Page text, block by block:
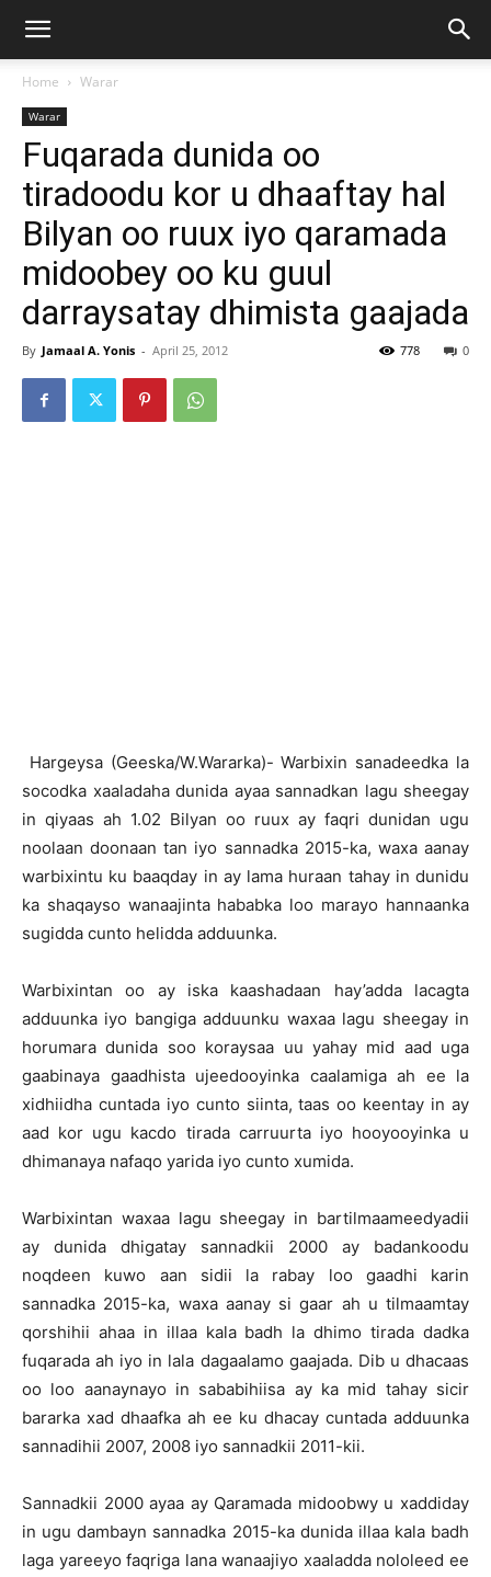
Home Warar
Warar
Fuqarada dunida oo
tiradoodu kor u dhaaftay hal
Bilyan oo ruux iyo qaramada
midoobey oo ku guul
darraysatay dhimista gaajada
By Jamaal A. Yonis - April 25, 2012 0
778
Hargeysa (Geeska/W.Wararka)- Warbixin sanadeedka la
socodka xaaladaha dunida ayaa sannadkan lagu sheegay
in qiyaas ah 1.02 Bilyan oo ruux ay faqri dunidan ugu
noolaan doonaan tan iyo sannadka 2015-ka, waxa aanay
warbixintu ku baaqday in ay lama huraan tahay in dunidu
ka shaqayso wanaajinta hababka loo marayo hannaanka
sugidda cunto helidda adduunka.
Warbixintan oo ay iska kaashadaan hay’adda lacagta
adduunka iyo bangiga adduunku waxaa lagu sheegay in
horumara dunida soo koraysaa uu yahay mid aad uga
gaabinaya gaadhista ujeedooyinka caalamiga ah ee la
xidhiidha cuntada iyo cunto siinta, taas oo keentay in ay
aad kor ugu kacdo tirada carruurta iyo hooyooyinka u
dhimanaya nafaqo yarida iyo cunto xumida.
Warbixintan waxaa lagu sheegay in bartilmaameedyadii
ay dunida dhigatay sannadkii 2000 ay badankoodu
noqdeen kuwo aan sidii la rabay loo gaadhi karin
sannadka 2015-ka, waxa aanay si gaar ah u tilmaamtay
qorshihii ahaa in illaa kala badh la dhimo tirada dadka
fuqarada ah iyo in lala dagaalamo gaajada. Dib u dhacaas
oo loo aanaynayo in sababihiisa ay ka mid tahay sicir
bararka xad dhaafka ah ee ku dhacay cuntada adduunka
sannadihii 2007, 2008 iyo sannadkii 2011-kii.
Sannadkii 2000 ayaa ay Qaramada midoobwy u xaddiday
in ugu dambayn sannadka 2015-ka dunida illaa kala badh
laga yareeyo faqriga lana wanaajiyo xaaladda nololeed ee